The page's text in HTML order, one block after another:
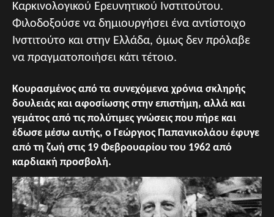
Καρκινολογικού Ερευνητικού Ινστιτούτου.
Φιλοδοξούσε να δημιουργήσει ένα αντίστοιχο
Ινστιτούτο και στην Ελλάδα, όμως δεν πρόλαβε
να πραγματοποιήσει κάτι τέτοιο.
Κουρασμένος από τα συνεχόμενα χρόνια σκληρής
δουλειάς και αφοσίωσης στην επιστήμη, αλλά και
γεμάτος από τις πολύτιμες γνώσεις που πήρε και
έδωσε μέσω αυτής, ο Γεώργιος Παπανικολάου έφυγε
από τη ζωή στις 19 Φεβρουαρίου του 1962 από
καρδιακή προσβολή.